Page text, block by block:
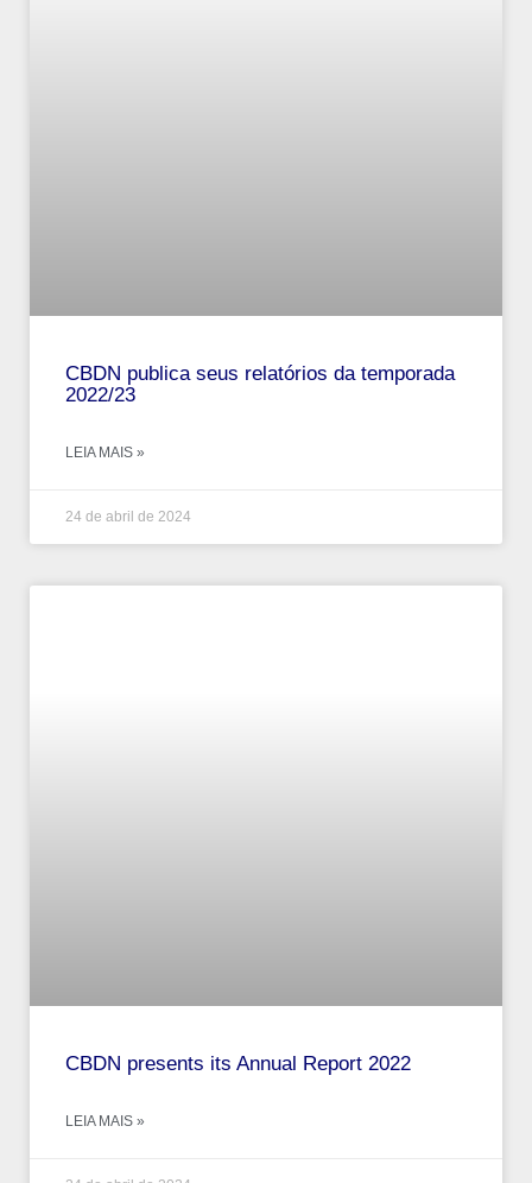
CBDN publica seus relatórios da temporada
2022/23
LEIA MAIS »
24 de abril de 2024
CBDN presents its Annual Report 2022
LEIA MAIS »